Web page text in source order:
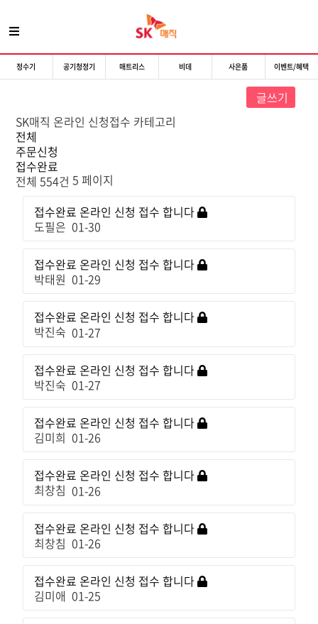
정수기 공기청정기 매트리스 비데 사은품 이벤트/혜택
글쓰기
SK매직 온라인 신청접수 카테고리
전체
주문신청
접수완료
전체 554건 5 페이지
접수완료 온라인 신청 접수 합니다
도필은 01-30
접수완료 온라인 신청 접수 합니다
박태원 01-29
접수완료 온라인 신청 접수 합니다
박진숙 01-27
접수완료 온라인 신청 접수 합니다
박진숙 01-27
접수완료 온라인 신청 접수 합니다
김미희 01-26
접수완료 온라인 신청 접수 합니다
최창침 01-26
접수완료 온라인 신청 접수 합니다
최창침 01-26
접수완료 온라인 신청 접수 합니다
김미애 01-25